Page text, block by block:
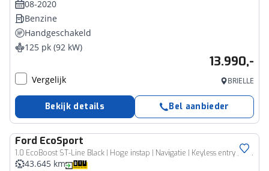
08-2020
Benzine
Handgeschakeld
125 pk (92 kW)
13.990,-
Vergelijk BRIELLE
Bekijk details Bel aanbieder
Ford EcoSport
1.0 EcoBoost ST-Line Black | Hoge instap | Navigatie | Keyless entry | All season banden
43.645 km